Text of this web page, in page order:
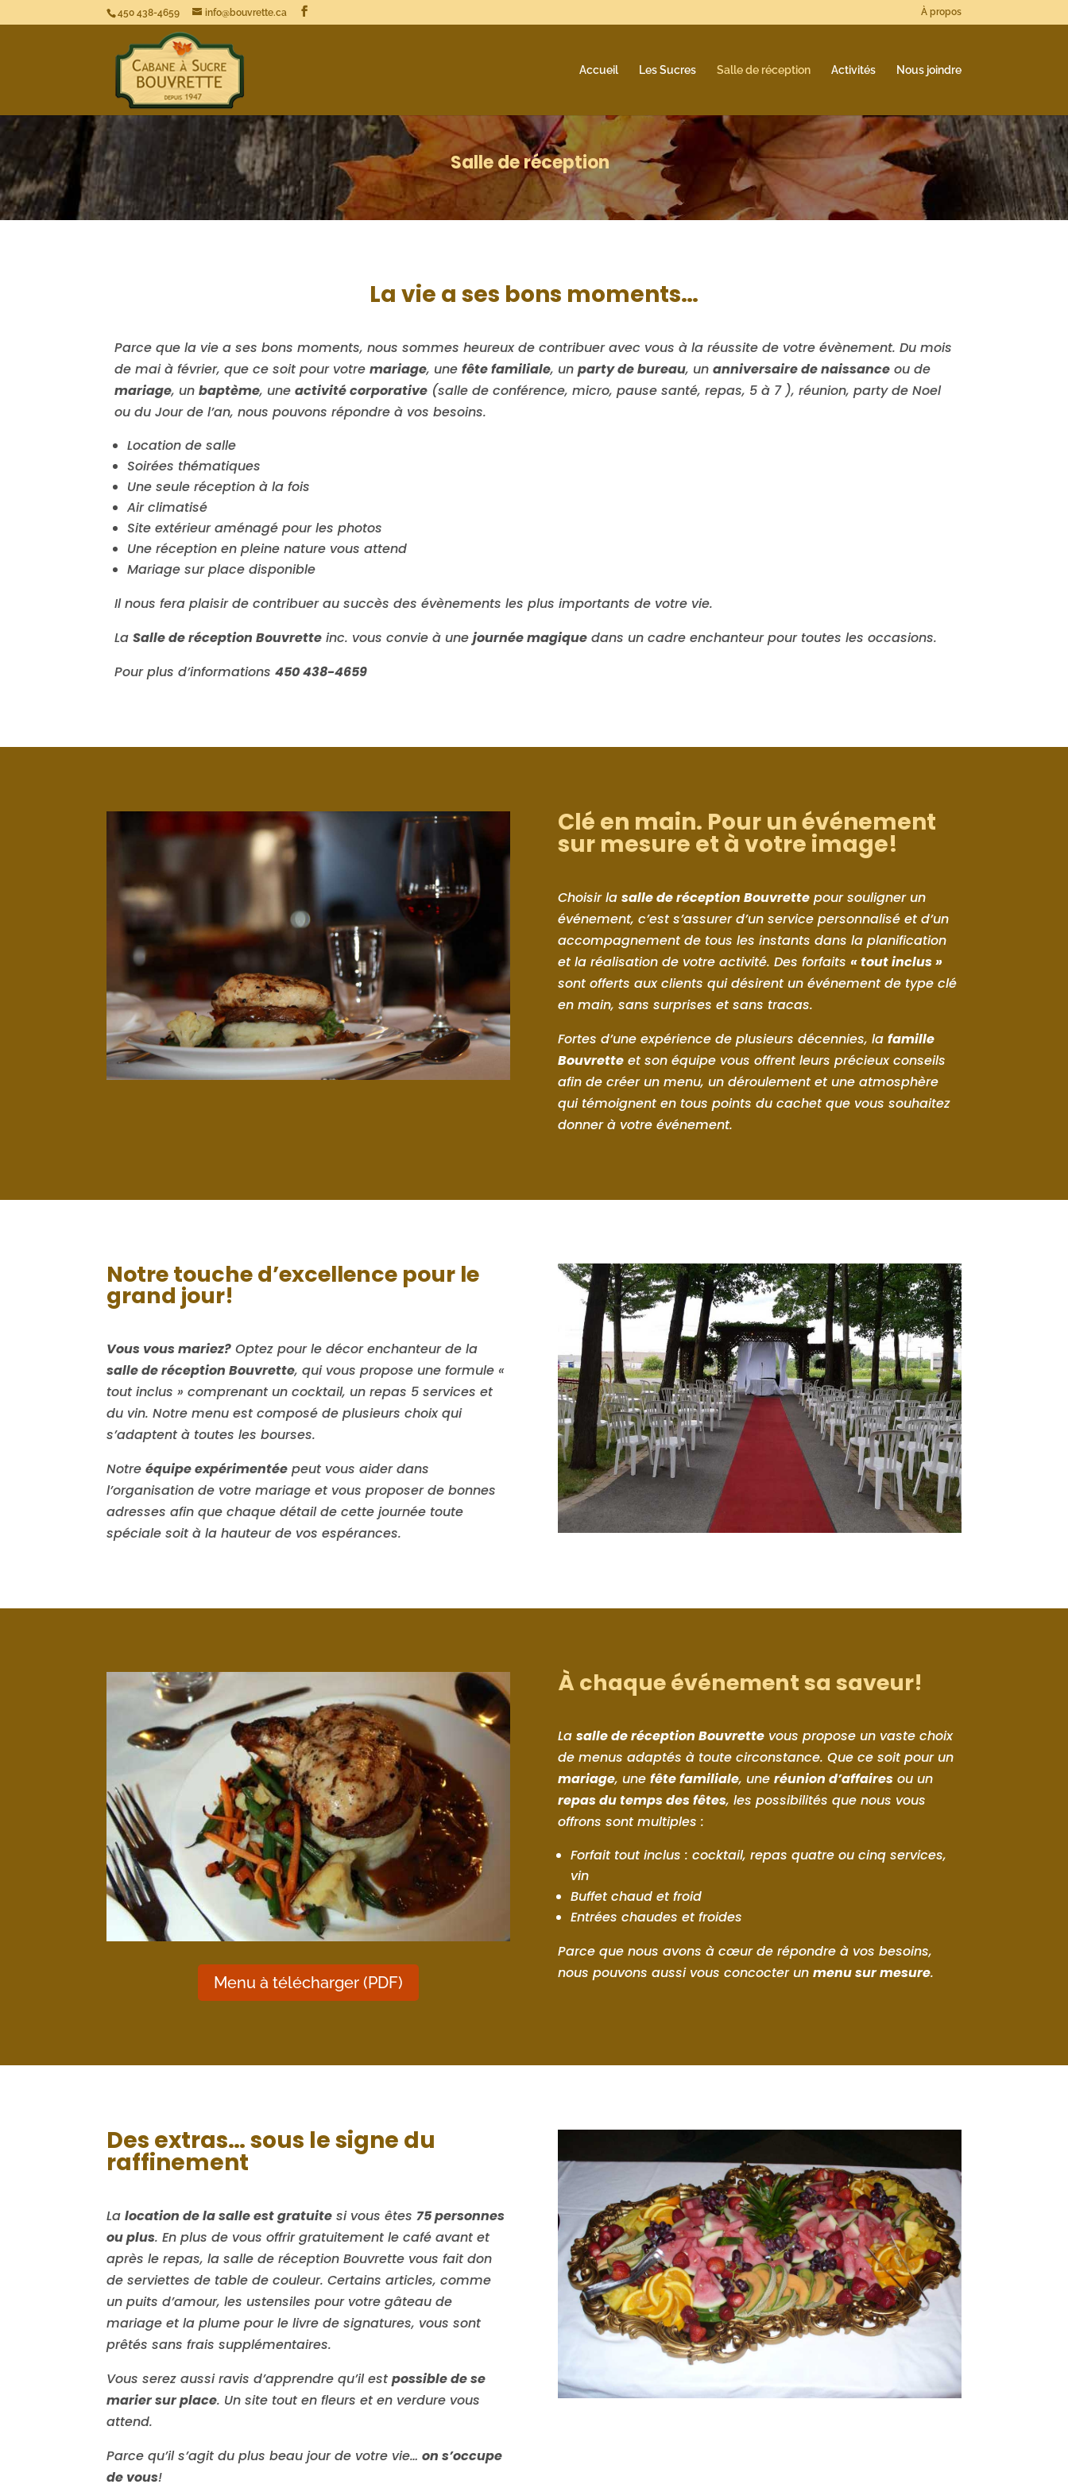
450 438-4659 info@bouvrette.ca À propos
Accueil Les Sucres Salle de réception Activités Nous joindre
Salle de réception
La vie a ses bons moments…
Parce que la vie a ses bons moments, nous sommes heureux de contribuer avec vous à la réussite de votre évènement. Du mois
de mai à février, que ce soit pour votremariage, unefête familiale, unparty de bureau, unanniversaire de naissance ou de
mariage, unbaptème, uneactivité corporative (salle de conférence, micro, pause santé, repas, 5 à 7 ), réunion, party de Noel
ou du Jour de l’an, nous pouvons répondre à vos besoins.
Location de salle
Soirées thématiques
Une seule réception à la fois
Air climatisé
Site extérieur aménagé pour les photos
Une réception en pleine nature vous attend
Mariage sur place disponible
Il nous fera plaisir de contribuer au succès des évènements les plus importants de votre vie.
LaSalle de réception Bouvrette inc. vous convie à unejournée magique dans un cadre enchanteur pour toutes les occasions.
Pour plus d’informations450 438-4659
Clé en main. Pour un événement
sur mesure et à votre image!
Choisir la salle de réception Bouvrettepour souligner un
événement, c’est s’assurer d’un service personnalisé et d’un
accompagnement de tous les instants dans la planification
et la réalisation de votre activité. Des forfaits « tout inclus »
sont offerts aux clients qui désirent un événement de type clé
en main, sans surprises et sans tracas.
Fortes d’une expérience de plusieurs décennies, la famille
Bouvretteet son équipe vous offrent leurs précieux conseils
afin de créer un menu, un déroulement et une atmosphère
qui témoignent en tous points du cachet que vous souhaitez
donner à votre événement.
Notre touche d’excellence pour le
grand jour!
Vous vous mariez? Optez pour le décor enchanteur de la
salle de réception Bouvrette, qui vous propose une formule «
tout inclus » comprenant un cocktail, un repas 5 services et
du vin. Notre menu est composé de plusieurs choix qui
s’adaptent à toutes les bourses.
Notreéquipe expérimentée peut vous aider dans
l’organisation de votre mariage et vous proposer de bonnes
adresses afin que chaque détail de cette journée toute
spéciale soit à la hauteur de vos espérances.
Menu à télécharger (PDF)
À chaque événement sa saveur!
La salle de réception Bouvrettevous propose un vaste choix
de menus adaptés à toute circonstance. Que ce soit pour un
mariage, une fête familiale, une réunion d’affairesou un
repas du temps des fêtes, les possibilités que nous vous
offrons sont multiples :
Forfait tout inclus : cocktail, repas quatre ou cinq services,
vin
Buffet chaud et froid
Entrées chaudes et froides
Parce que nous avons à cœur de répondre à vos besoins,
nous pouvons aussi vous concocter un menu sur mesure.
Des extras… sous le signe du
raffinement
Lalocation de la salle est gratuite si vous êtes75 personnes
ou plus. En plus de vous offrir gratuitement le café avant et
après le repas, la salle de réception Bouvrette vous fait don
de serviettes de table de couleur. Certains articles, comme
un puits d’amour, les ustensiles pour votre gâteau de
mariage et la plume pour le livre de signatures, vous sont
prêtés sans frais supplémentaires.
Vous serez aussi ravis d’apprendre qu’il estpossible de se
marier sur place. Un site tout en fleurs et en verdure vous
attend.
Parce qu’il s’agit du plus beau jour de votre vie…on s’occupe
de vous!